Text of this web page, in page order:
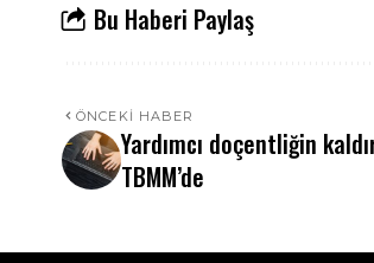
Bu Haberi Paylaş
ÖNCEKI HABER
Yardımcı doçentliğin
TBMM’de